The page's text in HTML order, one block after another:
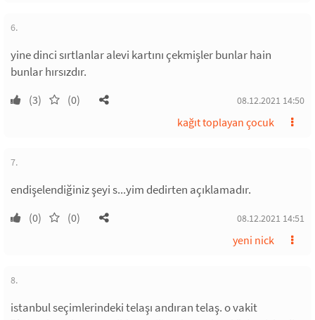
6.
yine dinci sırtlanlar alevi kartını çekmişler bunlar hain
bunlar hırsızdır.
(3) (0) 08.12.2021 14:50
kağıt toplayan çocuk
7.
endişelendiğiniz şeyi s...yim dedirten açıklamadır.
(0) (0) 08.12.2021 14:51
yeni nick
8.
istanbul seçimlerindeki telaşı andıran telaş. o vakit